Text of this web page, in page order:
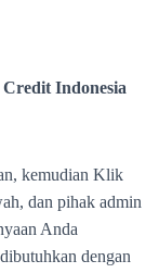
Indonesia
kemudian Klik
dan pihak admin
Anda
dengan